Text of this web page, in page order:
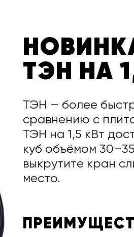
ТЭН НА
ТЭН — более
сравнению с
ТЭН на 1,5 кВт
куб объёмом
выкрутите кран
место.